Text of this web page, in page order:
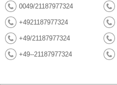
0049/21187977324
+4921187977324
+49/21187977324
+49--21187977324